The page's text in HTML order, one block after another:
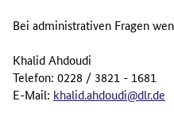
Bei administrativen Fragen
Khalid Ahdoudi
Telefon: 0228 / 3821 - 1681
E-Mail: khalid.ahdoudi@dlr.de